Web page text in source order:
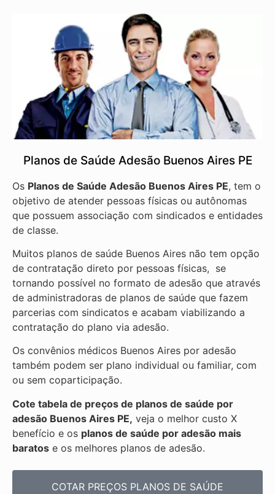
Planos de Saúde Adesão Buenos Aires PE
Os Planos de Saúde Adesão Buenos Aires PE, tem o
objetivo de atender pessoas físicas ou autônomas
que possuem associação com sindicados e entidades
de classe.
Muitos planos de saúde Buenos Aires não tem opção
de contratação direto por pessoas físicas, se
tornando possível no formato de adesão que através
de administradoras de planos de saúde que fazem
parcerias com sindicatos e acabam viabilizando a
contratação do plano via adesão.
Os convênios médicos Buenos Aires por adesão
também podem ser plano individual ou familiar, com
ou sem coparticipação.
Cote tabela de preços de planos de saúde por
adesão Buenos Aires PE, veja o melhor custo X
benefício e os planos de saúde por adesão mais
baratos e os melhores planos de adesão.
COTAR PREÇOS PLANOS DE SAÚDE